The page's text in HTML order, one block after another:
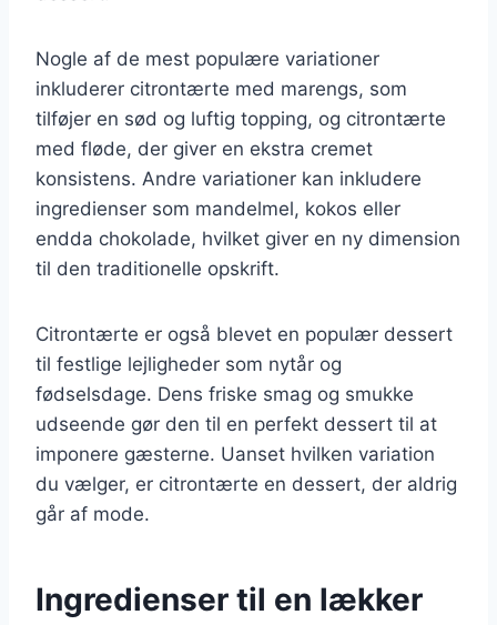
Nogle af de mest populære variationer
inkluderer citrontærte med marengs, som
tilføjer en sød og luftig topping, og citrontærte
med fløde, der giver en ekstra cremet
konsistens. Andre variationer kan inkludere
ingredienser som mandelmel, kokos eller
endda chokolade, hvilket giver en ny dimension
til den traditionelle opskrift.
Citrontærte er også blevet en populær dessert
til festlige lejligheder som nytår og
fødselsdage. Dens friske smag og smukke
udseende gør den til en perfekt dessert til at
imponere gæsterne. Uanset hvilken variation
du vælger, er citrontærte en dessert, der aldrig
går af mode.
Ingredienser til en lækker